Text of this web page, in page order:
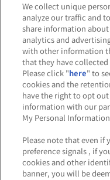
関連会社 サス
プ
ウェブアクセ
お取引先さまとと
カスタマ
よくある
We collect unique
analyze our traffic and
share information
analytics and
with other information
that they have
Please click "here" to
cookies and the
have the right to opt
information with our
My Personal
Please note that even if
preference signals , if
cookies and other
banner, you will be